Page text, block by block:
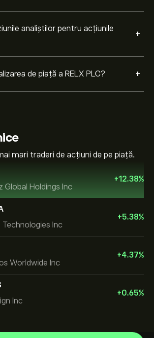
analiștilor pentru acțiunile
+
de piață a RELX PLC? +
mari traderi de acțiuni de pe piață.
Global Holdings Inc
+12.38%
Technologies Inc
+5.38%
Worldwide Inc
+4.37%
Inc
+0.65%